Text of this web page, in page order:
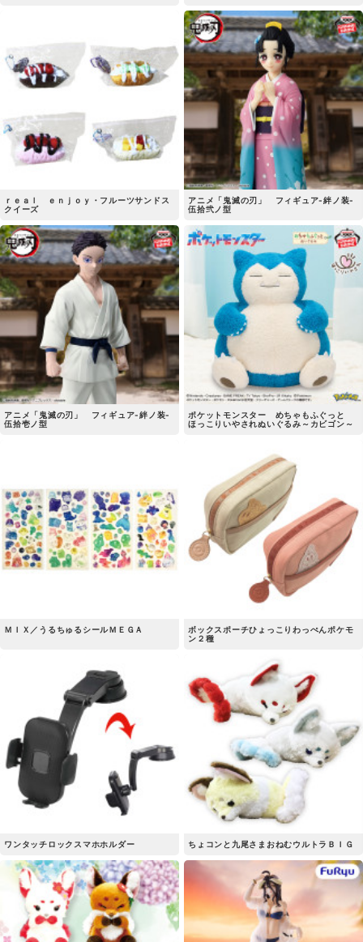
ｒｅａｌ ｅｎｊｏｙ・フルーツサンドス
クイーズ
アニメ「鬼滅の刃」 フィギュア-絆ノ装-
伍拾弐ノ型
アニメ「鬼滅の刃」 フィギュア-絆ノ装-
伍拾壱ノ型
ポケットモンスター めちゃもふぐっと
ほっこりいやされぬいぐるみ～カビゴン～
ＭＩＸ／うるちゅるシールＭＥＧＡ
ボックスポーチひょっこりわっぺんポケモ
ン２種
ワンタッチロックスマホホルダー ちょコンと九尾さまおねむウルトラＢＩＧ